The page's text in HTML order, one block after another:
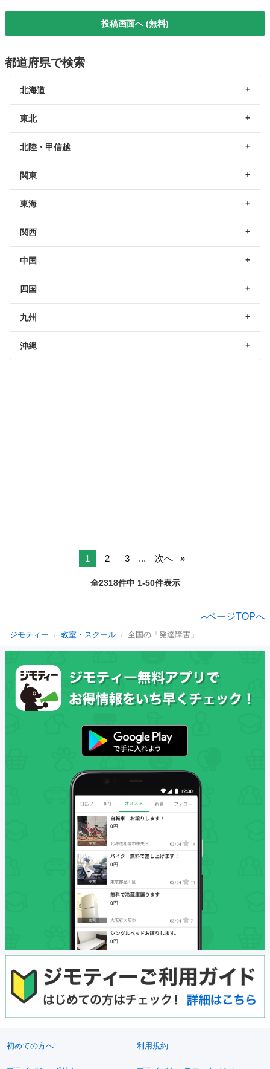
投稿画面へ (無料)
都道府県で検索
北海道
東北
北陸・甲信越
関東
東海
関西
中国
四国
九州
沖縄
1 2 3 ... 次へ
全2318件中 1-50件表示
ページTOPへ
ジモティー 教室・スクール 全国の「発達障害」
初めての方へ 利用規約